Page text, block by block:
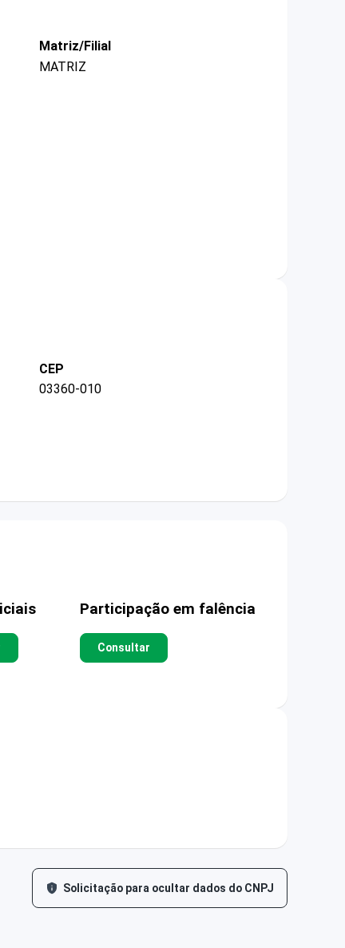
Matriz/Filial
MATRIZ
CEP
03360-010
Participação em falência
Consultar
Solicitação para ocultar dados do CNPJ